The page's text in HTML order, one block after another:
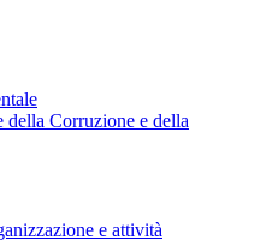
della Corruzione e della
e attività